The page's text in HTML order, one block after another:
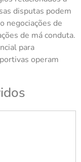
disputas podem
negociações de
de má conduta.
para
operam